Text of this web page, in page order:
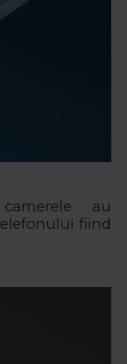
au
fiind